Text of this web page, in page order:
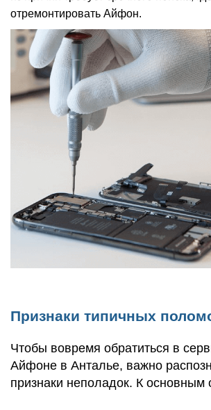
отремонтировать Айфон.
Признаки типичных
Чтобы вовремя обратиться в
Айфоне в Анталье, важно
признаки неполадок. К основным